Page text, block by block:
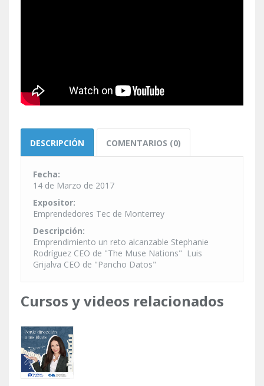
DESCRIPCIÓN COMENTARIOS (0)
Fecha:
14 de Marzo de 2017
Expositor:
Emprendedores Tec de Monterrey
Descripción:
Emprendimiento un reto alcanzable Stephanie
Rodríguez CEO de "The Muse Nations" Luis
Grijalva CEO de "Pancho Datos"
Cursos y videos relacionados